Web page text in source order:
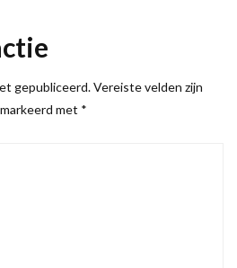
gepubliceerd. Vereiste velden zijn
met *